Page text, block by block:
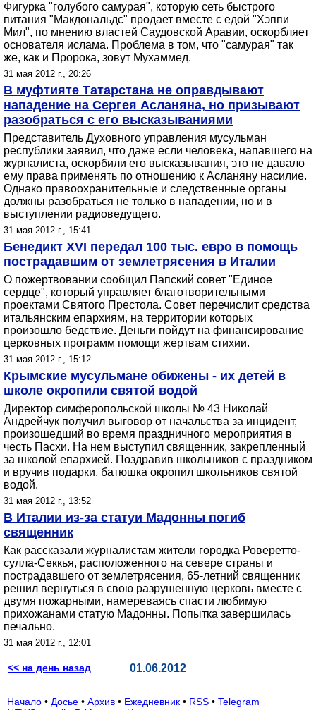
Фигурка "голубого самурая", которую сеть быстрого
питания "Макдональдс" продает вместе с едой "Хэппи
Мил", по мнению властей Саудовской Аравии, оскорбляет
основателя ислама. Проблема в том, что "самурая" так
же, как и Пророка, зовут Мухаммед.
31 мая 2012 г., 20:26
В муфтияте Татарстана не оправдывают
нападение на Сергея Асланяна, но призывают
разобраться с его высказываниями
Представитель Духовного управления мусульман
республики заявил, что даже если человека, напавшего на
журналиста, оскорбили его высказывания, это не давало
ему права применять по отношению к Асланяну насилие.
Однако правоохранительные и следственные органы
должны разобраться не только в нападении, но и в
выступлении радиоведущего.
31 мая 2012 г., 15:41
Бенедикт XVI передал 100 тыс. евро в помощь
пострадавшим от землетрясения в Италии
О пожертвовании сообщил Папский совет "Единое
сердце", который управляет благотворительными
проектами Святого Престола. Совет перечислит средства
итальянским епархиям, на территории которых
произошло бедствие. Деньги пойдут на финансирование
церковных программ помощи жертвам стихии.
31 мая 2012 г., 15:12
Крымские мусульмане обижены - их детей в
школе окропили святой водой
Директор симферопольской школы № 43 Николай
Андрейчук получил выговор от начальства за инцидент,
произошедший во время праздничного мероприятия в
честь Пасхи. На нем выступил священник, закрепленный
за школой епархией. Поздравив школьников с праздником
и вручив подарки, батюшка окропил школьников святой
водой.
31 мая 2012 г., 13:52
В Италии из-за статуи Мадонны погиб
священник
Как рассказали журналистам жители городка Роверетто-
сулла-Секкья, расположенного на севере страны и
пострадавшего от землетрясения, 65-летний священник
решил вернуться в свою разрушенную церковь вместе с
двумя пожарными, намереваясь спасти любимую
прихожанами статую Мадонны. Попытка завершилась
печально.
31 мая 2012 г., 12:01
<< на день назад 01.06.2012
Начало • Досье • Архив • Ежедневник • RSS • Telegram